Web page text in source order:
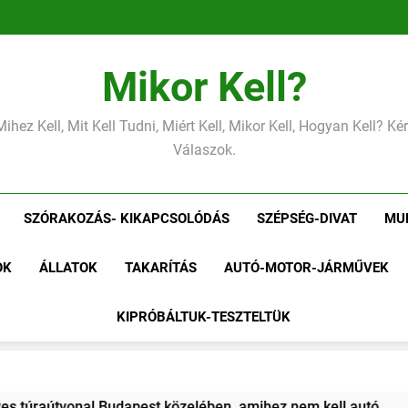
Mikor Kell?
Kell, Mit Kell Tudni, Miért Kell, Mikor Kell, Hogyan Kell?
Válaszok.
SZÓRAKOZÁS- KIKAPCSOLÓDÁS SZÉPSÉG-DIVAT
ÁLLATOK TAKARÍTÁS AUTÓ-MOTOR-JÁRMŰVEK
KIPRÓBÁLTUK-TESZTELTÜK